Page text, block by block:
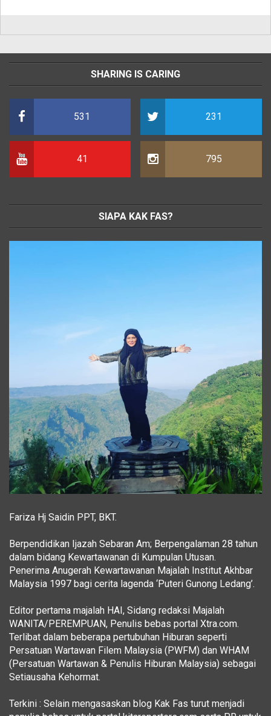
SHARING IS CARING
531 231
41 795
SIAPA KAK FAS?
Fariza Hj Saidin PPT, BKT.
Berpendidikan Ijazah Sebaran Am; Berpengalaman 28 tahun
dalam bidang Kewartawanan di Kumpulan Utusan.
Penerima Anugerah Kewartawanan Majalah Institut Akhbar
Malaysia 1997 bagi cerita lagenda ‘Puteri Gunong Ledang’.
Editor pertama majalah HAI, Sidang redaksi Majalah
WANITA/PEREMPUAN, Penulis bebas portal Xtra.com.
Terlibat dalam beberapa pertubuhan Hiburan seperti
Persatuan Wartawan Filem Malaysia (PWFM) dan WHAM
(Persatuan Wartawan & Penulis Hiburan Malaysia) sebagai
Setiausaha Kehormat.
Terkini : Selain mengasaskan blog Kak Fas turut menjadi